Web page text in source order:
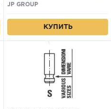
JP GROUP
КУПИТЬ